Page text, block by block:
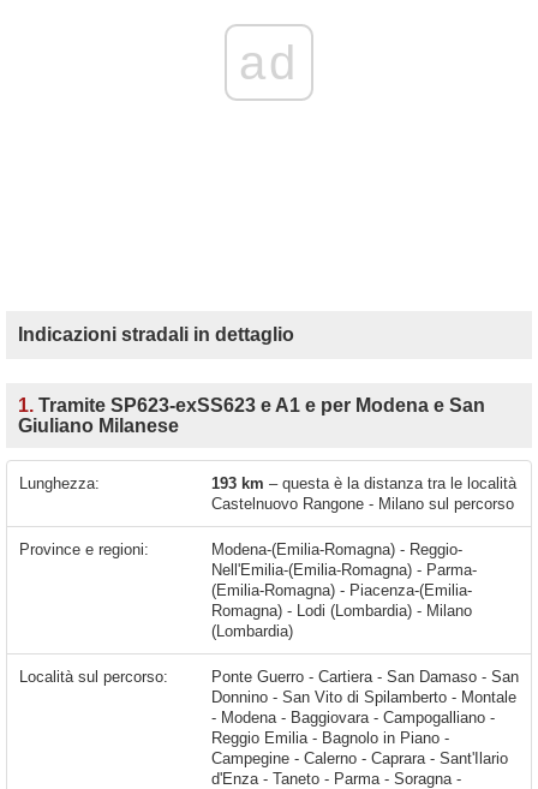
ad
Indicazioni stradali in dettaglio
1. Tramite SP623-exSS623 e A1 e per Modena e San
Giuliano Milanese
Lunghezza: 193 km – questa è la distanza tra le località
Castelnuovo Rangone - Milano sul percorso
Province e regioni:
Modena-(Emilia-Romagna) - Reggio-
Nell'Emilia-(Emilia-Romagna) - Parma-
(Emilia-Romagna) - Piacenza-(Emilia-
Romagna) - Lodi (Lombardia) - Milano
(Lombardia)
Località sul percorso:
Ponte Guerro - Cartiera - San Damaso - San
Donnino - San Vito di Spilamberto - Montale
- Modena - Baggiovara - Campogalliano -
Reggio Emilia - Bagnolo in Piano -
Campegine - Calerno - Caprara - Sant'Ilario
d'Enza - Taneto - Parma - Soragna -